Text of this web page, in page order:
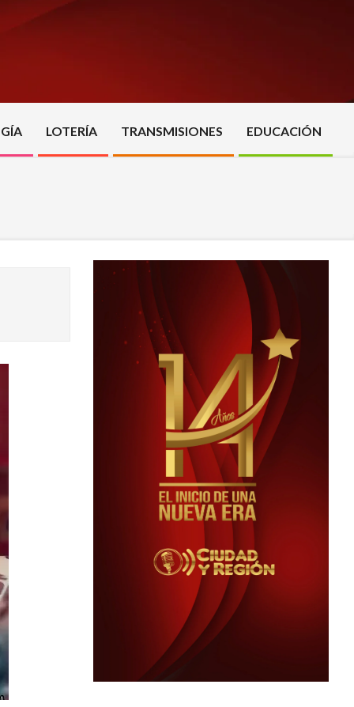
LOTERÍA TRANSMISIONES EDUCACIÓN